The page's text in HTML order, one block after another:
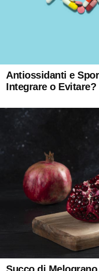
Antiossidanti e
Integrare o Evitare?